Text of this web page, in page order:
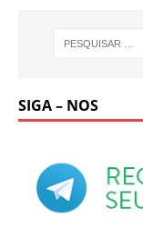
SIGA – NOS